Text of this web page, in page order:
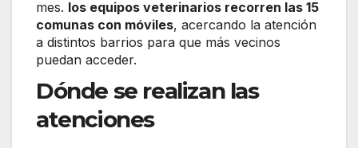
mes. los equipos veterinarios recorren las 15
comunas con móviles, acercando la atención
a distintos barrios para que más vecinos
puedan acceder.
Dónde se realizan las
atenciones